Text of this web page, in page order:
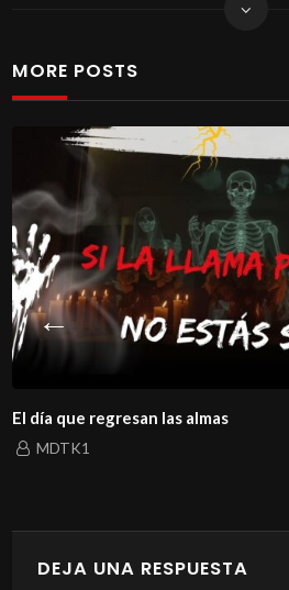
MORE POSTS
El día que regresan las almas
MDTK1
DEJA UNA RESPUESTA